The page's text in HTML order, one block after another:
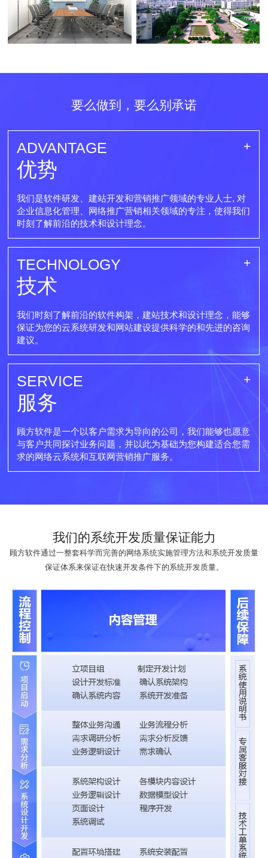
要么做到，要么别承诺
ADVANTAGE
优势
我们是软件研发、建站开发和营销推广领域的专业人士, 对
企业信息化管理、网络推广营销相关领域的专注，使得我们
时刻了解前沿的技术和设计理念。
TECHNOLOGY
技术
我们时刻了解前沿的软件构架，建站技术和设计理念，能够
保证为您的云系统研发和网站建设提供科学的和先进的咨询
建议。
SERVICE
服务
顾方软件是一个以客户需求为导向的公司，我们能够也愿意
与客户共同探讨业务问题，并以此为基础为您构建适合您需
求的网络云系统和互联网营销推广服务。
我们的系统开发质量保证能力
顾方软件通过一整套科学而完善的网络系统实施管理方法和系统开发质量
保证体系来保证在快速开发条件下的系统开发质量。